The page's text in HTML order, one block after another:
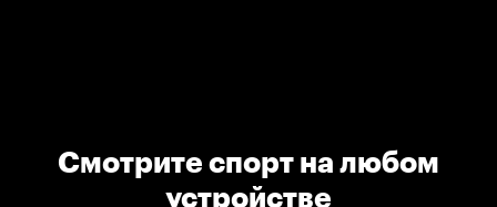
Смотрите спорт на любом
устройстве